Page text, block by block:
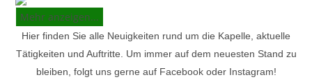
Mehr anzeigen...
Hier finden Sie alle Neuigkeiten rund um die Kapelle, aktuelle
Tätigkeiten und Auftritte. Um immer auf dem neuesten Stand zu
bleiben, folgt uns gerne auf Facebook oder Instagram!